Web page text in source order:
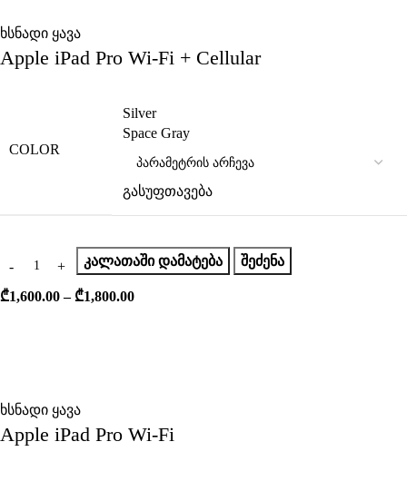
ხსნადი ყავა
Apple iPad Pro Wi-Fi + Cellular
COLOR
Silver
Space Gray
გასუფთავება
ᲙᲐᲚᲐᲗᲐᲨᲘ ᲓᲐᲛᲐᲢᲔᲑᲐ ᲨᲔᲫᲔᲜᲐ
₾1,600.00 – ₾1,800.00
ხსნადი ყავა
Apple iPad Pro Wi-Fi